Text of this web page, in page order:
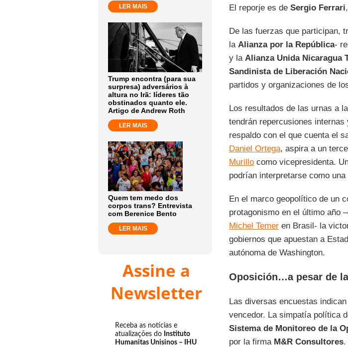
LER MAIS
Trump encontra (para sua
surpresa) adversários à
altura no Irã: líderes tão
obstinados quanto ele.
Artigo de Andrew Roth
LER MAIS
Quem tem medo dos
corpos trans? Entrevista
com Berenice Bento
LER MAIS
Assine a
Newsletter
Receba as notícias e
atualizações do Instituto
Humanitas Unisinos – IHU
El reporje es de Sergio Ferrari
De las fuerzas que participan,
la Alianza por la República-
y la Alianza Unida Nicaragua
Sandinista de Liberación
partidos y organizaciones de
Los resultados de las urnas a
tendrán repercusiones
respaldo con el que cuenta el
Daniel Ortega, aspira a un
Murillocomo vicepresidenta.
podrían interpretarse como
En el marco geopolítico de un
protagonismo en el último año
Michel Temeren Brasil- la
gobiernos que apuestan a
autónoma de Washington.
Oposición…a pesar de
Las diversas encuestas
vencedor. La simpatía política
Sistema de Monitoreo de la
por la firma M&R Consultores.